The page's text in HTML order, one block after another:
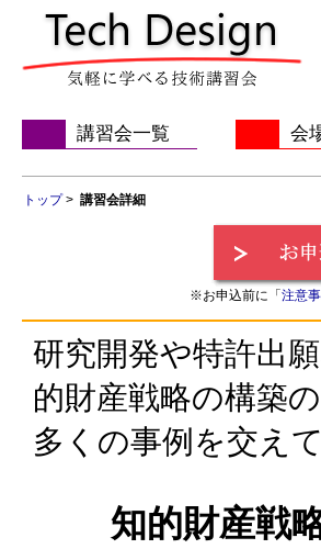
講習会一覧 会
トップ> 講習会詳細
※お申込前に「 注意
研究開発や特許出
的財産戦略の構築
多くの事例を交え
知的財産戦